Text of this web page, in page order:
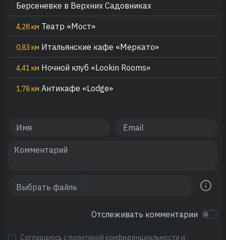
Берсеневке в Верхних Садовниках
4,28 км Театр «Мост»
0,83 км Итальянские кафе «Меркато»
4,41 км Ночной клуб «Lookin Rooms»
1,78 км Антикафе «Lodge»
Отслеживать комментарии
Соглашаюсь с политикой конфиденциальности и